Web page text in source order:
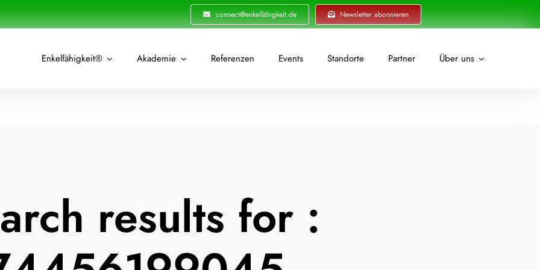
connect@enkelfähigkeit.de Newsletter abonnieren
Enkelfähigkeit® Akademie Referenzen Events Standorte Partner Über uns
results for :